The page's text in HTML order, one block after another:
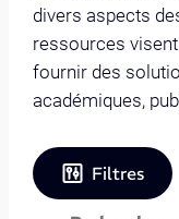
divers aspects
ressources
fournir des
académiques,
Filtres